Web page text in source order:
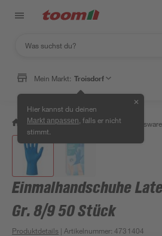
Mein Markt: Troisdorf
Hier kannst du deinen
Markt anpassen , falls er nicht
stimmt.
✕
/ Wohnen & Haushalt /
Einmalhandschuhe
Gr. 8/9 50 Stück
Produktdetails | Artikelnummer:4731404